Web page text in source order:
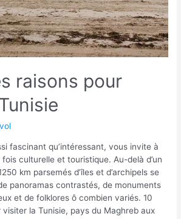
raisons pour
fascinant qu’intéressant, vous invite à
culturelle et touristique. Au-delà d’un
km parsemés d’îles et d’archipels se
panoramas contrastés, de monuments
et de folklores ô combien variés. 10
visiter la Tunisie, pays du Maghreb aux